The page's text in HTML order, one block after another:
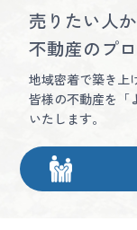
売りたい人
不動産のプ
地域密着で築き上
皆様の不動産を「
いたします。